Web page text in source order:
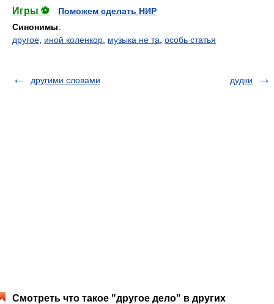
Игры ⚽
Поможем сделать НИР
Синонимы:
другое иной коленкор музыка не та особь статья
другими словами дудки
Смотреть что такое "другое дело" в других